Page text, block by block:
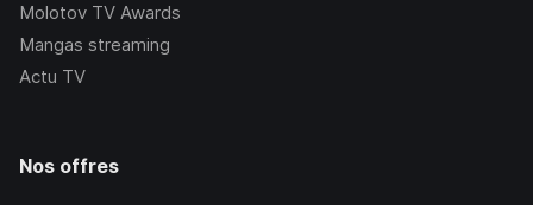
Molotov TV Awards
Mangas streaming
Actu TV
Nos offres